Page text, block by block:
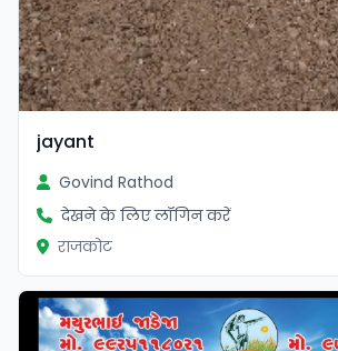
jayant
Govind Rathod
देखने के लिए लॉगिन करें
राजकोट